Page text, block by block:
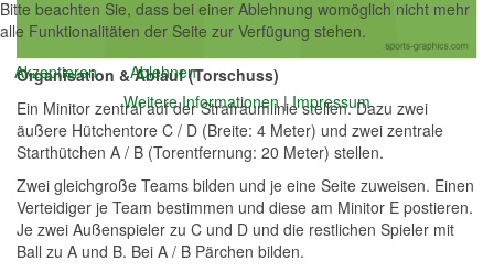
Organisation & Ablauf (Torschuss)
Ein Minitor zentral auf der Strafraumlinie stellen. Dazu zwei
äußere Hütchentore C / D (Breite: 4 Meter) und zwei zentrale
Starthütchen A / B (Torentfernung: 20 Meter) stellen.
Zwei gleichgroße Teams bilden und je eine Seite zuweisen. Einen
Verteidiger je Team bestimmen und diese am Minitor E postieren.
Je zwei Außenspieler zu C und D und die restlichen Spieler mit
Ball zu A und B. Bei A / B Pärchen bilden.
Bitte beachten Sie, dass bei einer Ablehnung womöglich nicht mehr
alle Funktionalitäten der Seite zur Verfügung stehen.
Akzeptieren
Ablehnen
Weitere Informationen|Impressum